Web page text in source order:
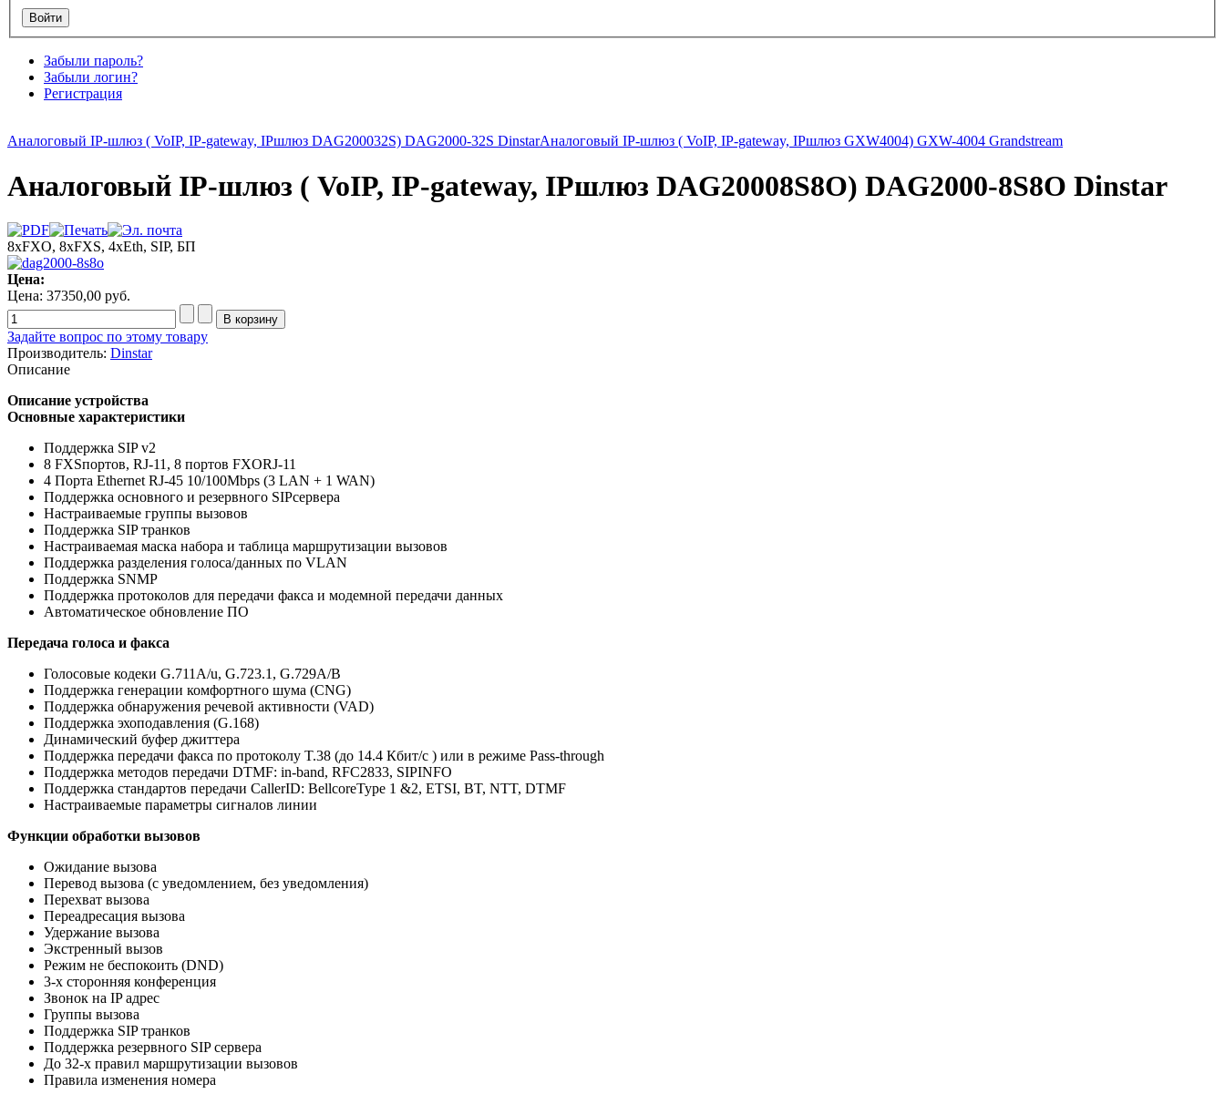
Забыли пароль?
Забыли логин?
Регистрация
Аналоговый IP-шлюз ( VoIP, IP-gateway, IPшлюз DAG200032S) DAG2000-32S DinstarАналоговый IP-шлюз ( VoIP, IP-gateway, IPшлюз GXW4004) GXW-4004 Grandstream
Аналоговый IP-шлюз ( VoIP, IP-gateway, IPшлюз DAG20008S8O) DAG2000-8S8O Dinstar
8xFXO, 8xFXS, 4xEth, SIP, БП
Цена:
Цена: 37350,00 руб.
Задайте вопрос по этому товару
Производитель: Dinstar
Описание
Описание устройства
Основные характеристики
Поддержка SIP v2
8 FXSпортов, RJ-11, 8 портов FXORJ-11
4 Порта Ethernet RJ-45 10/100Mbps (3 LAN + 1 WAN)
Поддержка основного и резервного SIPсервера
Настраиваемые группы вызовов
Поддержка SIP транков
Настраиваемая маска набора и таблица маршрутизации вызовов
Поддержка разделения голоса/данных по VLAN
Поддержка SNMP
Поддержка протоколов для передачи факса и модемной передачи данных
Автоматическое обновление ПО
Передача голоса и факса
Голосовые кодеки G.711A/u, G.723.1, G.729A/B
Поддержка генерации комфортного шума (CNG)
Поддержка обнаружения речевой активности (VAD)
Поддержка эхоподавления (G.168)
Динамический буфер джиттера
Поддержка передачи факса по протоколу T.38 (до 14.4 Кбит/с ) или в режиме Pass-through
Поддержка методов передачи DTMF: in-band, RFC2833, SIPINFO
Поддержка стандартов передачи CallerID: BellcoreType 1 &2, ETSI, BT, NTT, DTMF
Настраиваемые параметры сигналов линии
Функции обработки вызовов
Ожидание вызова
Перевод вызова (с уведомлением, без уведомления)
Перехват вызова
Переадресация вызова
Удержание вызова
Экстренный вызов
Режим не беспокоить (DND)
3-х сторонняя конференция
Звонок на IP адрес
Группы вызова
Поддержка SIP транков
Поддержка резервного SIP сервера
До 32-х правил маршрутизации вызовов
Правила изменения номера